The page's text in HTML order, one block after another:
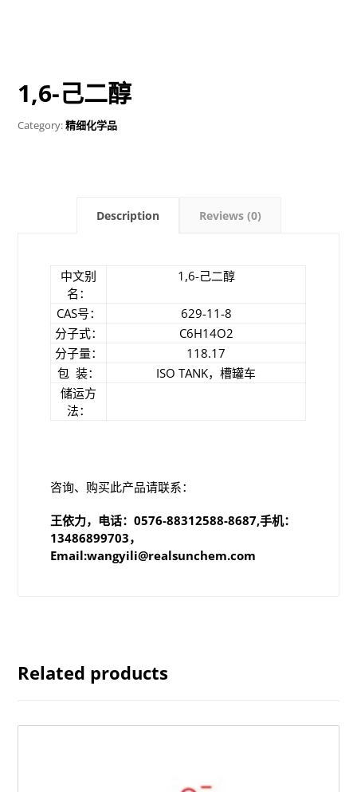
1,6-己二醇
Category:精细化学品
Description Reviews (0)
中文别
名：
1,6-己二醇
CAS号：
629-11-8
分子式：
C6H14O2
分子量：
118.17
包 装：
ISO TANK，槽罐车
储运方
法：
咨询、购买此产品请联系：
王依力，电话：0576-88312588-8687,手机：
13486899703，
Email:wangyili@realsunchem.com
Related products